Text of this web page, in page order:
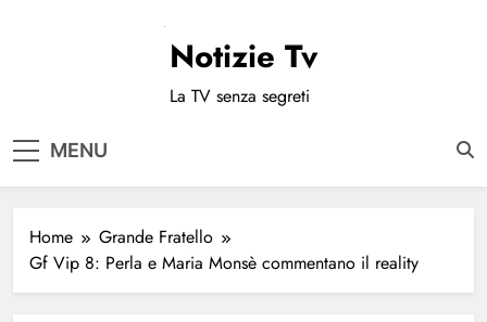
Notizie Tv
La TV senza segreti
MENU
Home
Grande Fratello
Gf Vip 8: Perla e Maria Monsè commentano il reality